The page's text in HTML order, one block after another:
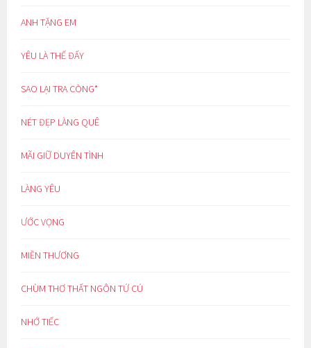
ANH TẶNG EM
YÊU LÀ THẾ ĐẤY
SAO LẠI TRA CÒNG*
NÉT ĐẸP LÀNG QUÊ
MÃI GIỮ DUYÊN TÌNH
LÀNG YÊU
ƯỚC VỌNG
MIỀN THƯƠNG
CHÙM THƠ THẤT NGÔN TỨ CÚ
NHỚ TIẾC